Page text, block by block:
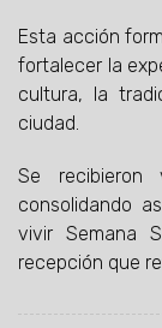
Esta acción
fortalecer la
cultura, la
ciudad.
Se
consolidando
vivir Semana
recepción que